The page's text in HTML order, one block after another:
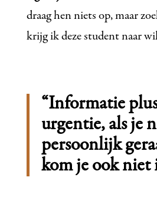
draag hen niets op, maar
krijg ik deze student naar
“Informatie
urgentie, als je
persoonlijk
kom je ook niet